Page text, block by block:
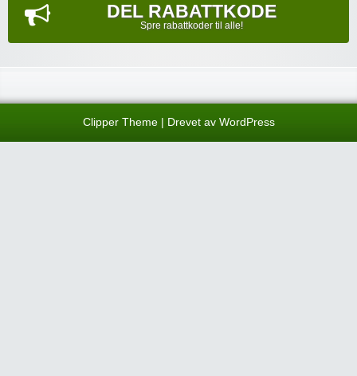
DEL RABATTKODE
Spre rabattkoder til alle!
Clipper Theme| Drevet av WordPress